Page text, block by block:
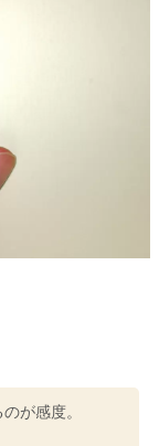
が感度。